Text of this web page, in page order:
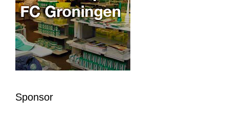
Sponsor